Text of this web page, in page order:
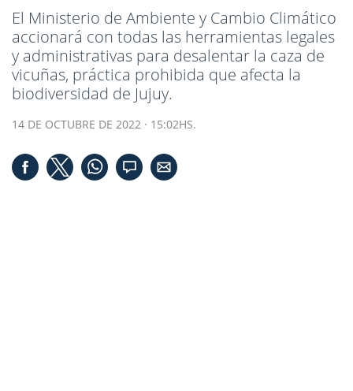
El Ministerio de Ambiente y Cambio Climático
accionará con todas las herramientas legales
y administrativas para desalentar la caza de
vicuñas, práctica prohibida que afecta la
biodiversidad de Jujuy.
14 DE OCTUBRE DE 2022 · 15:02HS.